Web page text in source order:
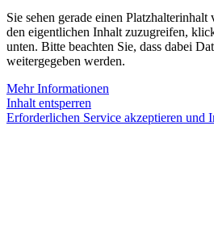
Sie sehen gerade einen Platzhalterinhalt
den eigentlichen Inhalt zuzugreifen,
unten. Bitte beachten Sie, dass dabei
weitergegeben werden.
Mehr Informationen
Inhalt entsperren
Erforderlichen Service akzeptieren und